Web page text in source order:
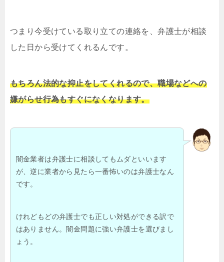
つまり今受けている取り立ての連絡を、弁護士が相談
した日から受けてくれるんです。
もちろん法的な抑止をしてくれるので、職場などへの
嫌がらせ行為もすぐになくなります。
闇金業者は弁護士に相談してもムダといいます
が、逆に業者から見たら一番怖いのは弁護士なん
です。
けれどもどの弁護士でも正しい対処ができる訳で
はありません。闇金問題に強い弁護士を選びまし
ょう。